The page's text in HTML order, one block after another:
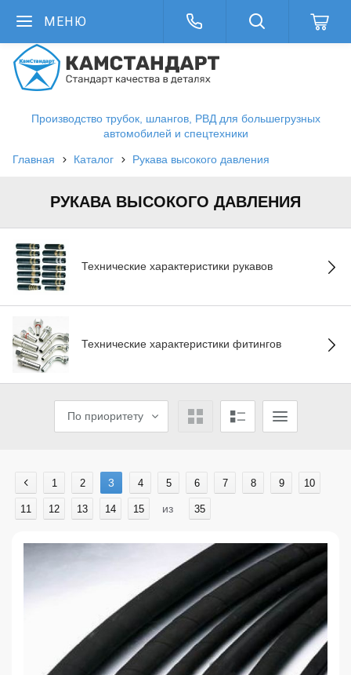
МЕНЮ
Производство трубок, шлангов, РВД для большегрузных
автомобилей и спецтехники
Главная Каталог Рукава высокого давления
РУКАВА ВЫСОКОГО ДАВЛЕНИЯ
Технические характеристики рукавов
Технические характеристики фитингов
По приоритету
1 2 3 4 5 6 7 8 9 10
11 12 13 14 15 из 35